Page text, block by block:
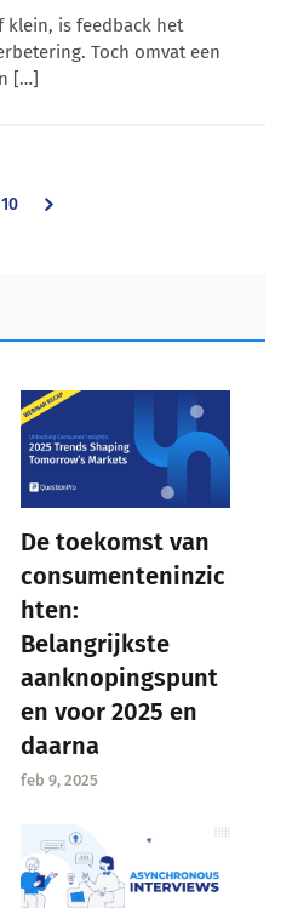
klein, is feedback het
Toch omvat een
[…]
Go
10
De toekomst van
consumenteninzic
hten:
Belangrijkste
aanknopingspunt
en voor 2025 en
daarna
feb 9, 2025